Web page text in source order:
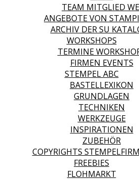
TEAM MITGLIED
ANGEBOTE VON
ARCHIV DER SU
WORKSHOPS
TERMINE
FIRMEN EVENTS
STEMPEL ABC
BASTELLEXIKON
GRUNDLAGEN
TECHNIKEN
WERKZEUGE
INSPIRATIONEN
ZUBEHÖR
COPYRIGHTS
FREEBIES
FLOHMARKT